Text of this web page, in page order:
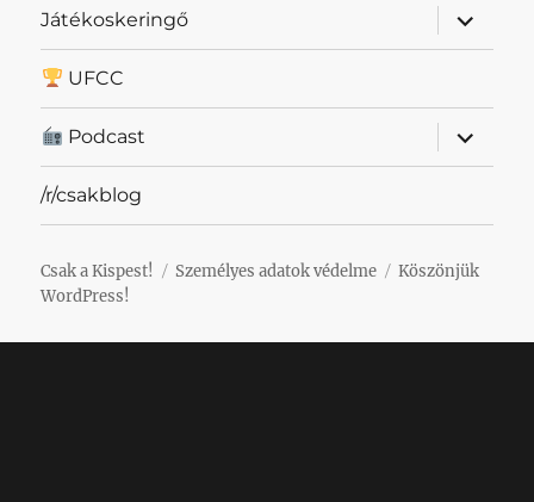
Játékoskeringő
almenü
UFCC
Podcast
almenü
/r/csakblog
Csak a Kispest! Személyes adatok védelme
Köszönjük
WordPress!